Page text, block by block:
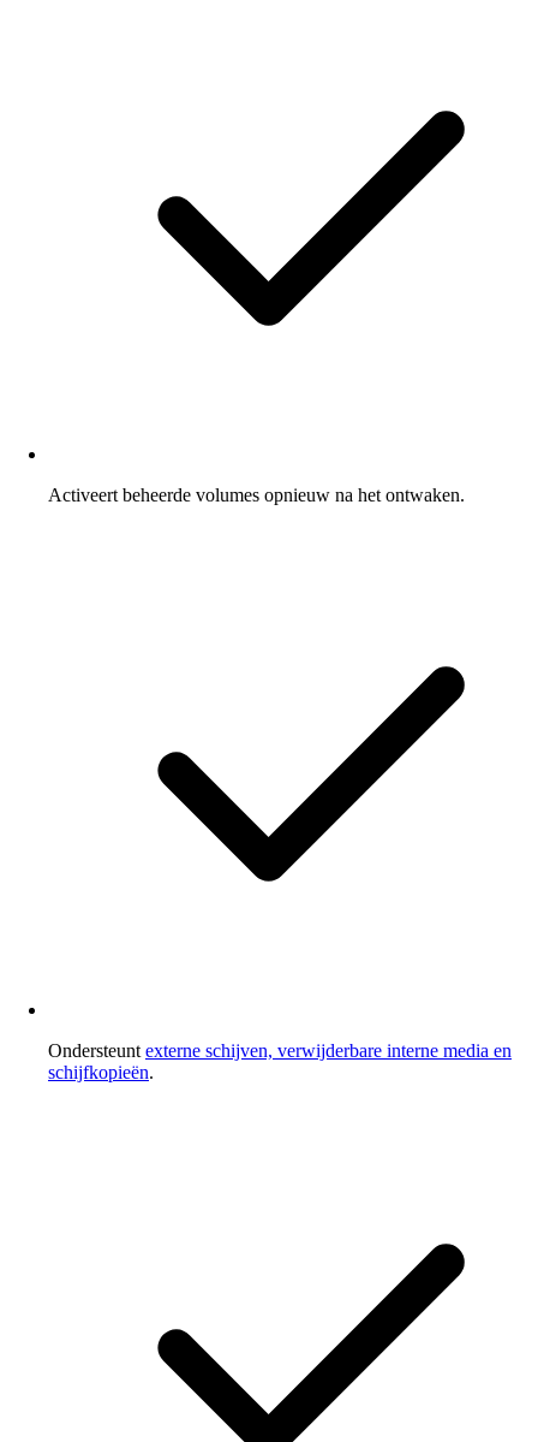
Activeert beheerde volumes opnieuw na het ontwaken.
Ondersteunt externe schijven, verwijderbare interne media en
schijfkopieën.